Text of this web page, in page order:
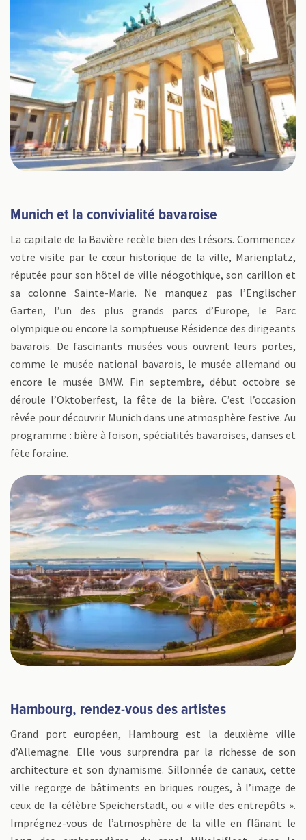
Munich et la convivialité bavaroise
La capitale de la Bavière recèle bien des trésors. Commencez
votre visite par le cœur historique de la ville, Marienplatz,
réputée pour son hôtel de ville néogothique, son carillon et
sa colonne Sainte-Marie. Ne manquez pas l’Englischer
Garten, l’un des plus grands parcs d’Europe, le Parc
olympique ou encore la somptueuse Résidence des dirigeants
bavarois. De fascinants musées vous ouvrent leurs portes,
comme le musée national bavarois, le musée allemand ou
encore le musée BMW. Fin septembre, début octobre se
déroule l’Oktoberfest, la fête de la bière. C’est l’occasion
rêvée pour découvrir Munich dans une atmosphère festive. Au
programme : bière à foison, spécialités bavaroises, danses et
fête foraine.
Hambourg, rendez-vous des artistes
Grand port européen, Hambourg est la deuxième ville
d’Allemagne. Elle vous surprendra par la richesse de son
architecture et son dynamisme. Sillonnée de canaux, cette
ville regorge de bâtiments en briques rouges, à l’image de
ceux de la célèbre Speicherstadt, ou « ville des entrepôts ».
Imprégnez-vous de l’atmosphère de la ville en flânant le